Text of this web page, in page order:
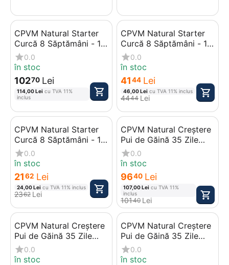
CPVM Natural Starter
Curcă 8 Săptămâni - 12
Săptămâni, 25 kg
0.0
în stoc
10270 Lei
114,00Lei cu TVA 11%
inclus
CPVM Natural Starter
Curcă 8 Săptămâni - 12
Săptămâni, 10 kg
0.0
în stoc
4144 Lei
46,00Lei cu TVA 11% inclus
4444 Lei
CPVM Natural Starter
Curcă 8 Săptămâni - 12
Săptămâni, 5 kg
0.0
în stoc
2162 Lei
24,00Lei cu TVA 11% inclus
2362 Lei
CPVM Natural Creștere
Pui de Găină 35 Zile
Până la Sacrificare, 25
kg
0.0
în stoc
9640 Lei
107,00Lei cu TVA 11%
inclus
10140 Lei
CPVM Natural Creștere
Pui de Găină 35 Zile
Până la Sacrificare, 10
kg
0.0
în stoc
CPVM Natural Creștere
Pui de Găină 35 Zile
Până la Sacrificare, 5 kg
0.0
în stoc